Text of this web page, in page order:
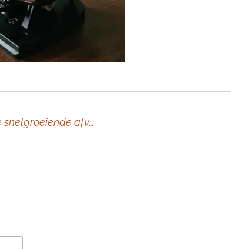
E-Waste, ofwel, elektrische apparaten is de snelgroeiende afvalstroom ter wereld